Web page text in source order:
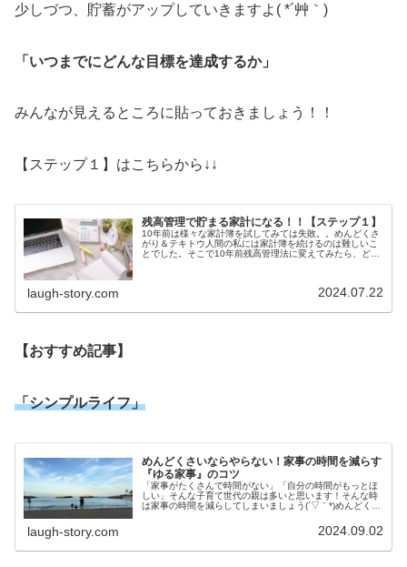
少しづつ、貯蓄がアップしていきますよ( *´艸｀)
「いつまでにどんな目標を達成するか」
みんなが見えるところに貼っておきましょう！！
【ステップ１】はこちらから↓↓
残高管理で貯まる家計になる！！【ステップ１】
10年前は様々な家計簿を試してみては失敗。。めんどくさ
がり＆テキトウ人間の私には家計簿を続けるのは難しいこ
とでした。そこで10年前残高管理法に変えてみたら、どん
laugh-story.com 2024.07.22
【おすすめ記事】
「シンプルライフ」
めんどくさいならやらない！家事の時間を減らす
『ゆる家事』のコツ
「家事がたくさんで時間がない」「自分の時間がもっとほ
しい」そんな子育て世代の親は多いと思います！そんな時
は家事の時間を減らしてしまいましょう(´▽｀*)めんどくさ
laugh-story.com 2024.09.02